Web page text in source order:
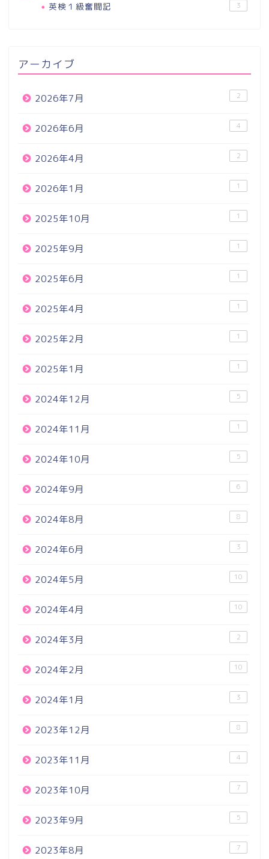
英検１級奮闘記 3
アーカイブ
2026年7月 2
2026年6月 4
2026年4月 2
2026年1月 1
2025年10月 1
2025年9月 1
2025年6月 1
2025年4月 1
2025年2月 1
2025年1月 1
2024年12月 5
2024年11月 1
2024年10月 5
2024年9月 6
2024年8月 8
2024年6月 3
2024年5月 10
2024年4月 10
2024年3月 2
2024年2月 10
2024年1月 3
2023年12月 8
2023年11月 4
2023年10月 7
2023年9月 5
2023年8月 7